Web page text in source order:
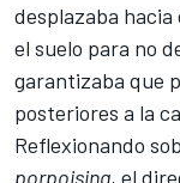
desplazaba
el suelo para no
garantizaba que
posteriores a la
Reflexionando
porpoising, el